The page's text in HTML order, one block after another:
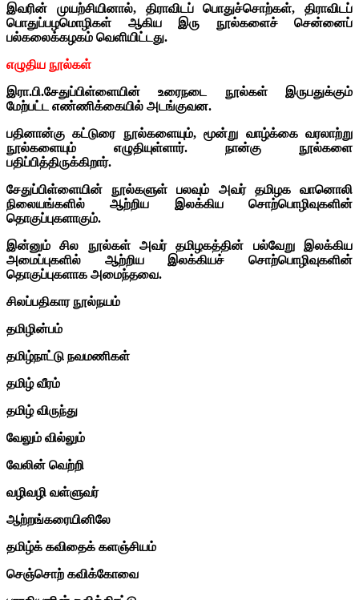
இவரின் முயற்சியினால், திராவிடப் பொதுச்சொற்கள், திராவிடப்
பொதுப்பழமொழிகள் ஆகிய இரு நூல்களைச் சென்னைப்
பல்கலைக்கழகம் வெளியிட்டது.
எழுதிய நூல்கள்
இரா.பி.சேதுப்பிள்ளையின் உரைநடை நூல்கள் இருபதுக்கும்
மேற்பட்ட எண்ணிக்கையில் அடங்குவன.
பதினான்கு கட்டுரை நூல்களையும், மூன்று வாழ்க்கை வரலாற்று
நூல்களையும் எழுதியுள்ளார். நான்கு நூல்களை
பதிப்பித்திருக்கிறார்.
சேதுப்பிள்ளையின் நூல்களுள் பலவும் அவர் தமிழக வானொலி
நிலையங்களில் ஆற்றிய இலக்கிய சொற்பொழிவுகளின்
தொகுப்புகளாகும்.
இன்னும் சில நூல்கள் அவர் தமிழகத்தின் பல்வேறு இலக்கிய
அமைப்புகளில் ஆற்றிய இலக்கியச் சொற்பொழிவுகளின்
தொகுப்புகளாக அமைந்தவை.
சிலப்பதிகார நூல்நயம்
தமிழின்பம்
தமிழ்நாட்டு நவமணிகள்
தமிழ் வீரம்
தமிழ் விருந்து
வேலும் வில்லும்
வேலின் வெற்றி
வழிவழி வள்ளுவர்
ஆற்றங்கரையினிலே
தமிழ்க் கவிதைக் களஞ்சியம்
செஞ்சொற் கவிக்கோவை